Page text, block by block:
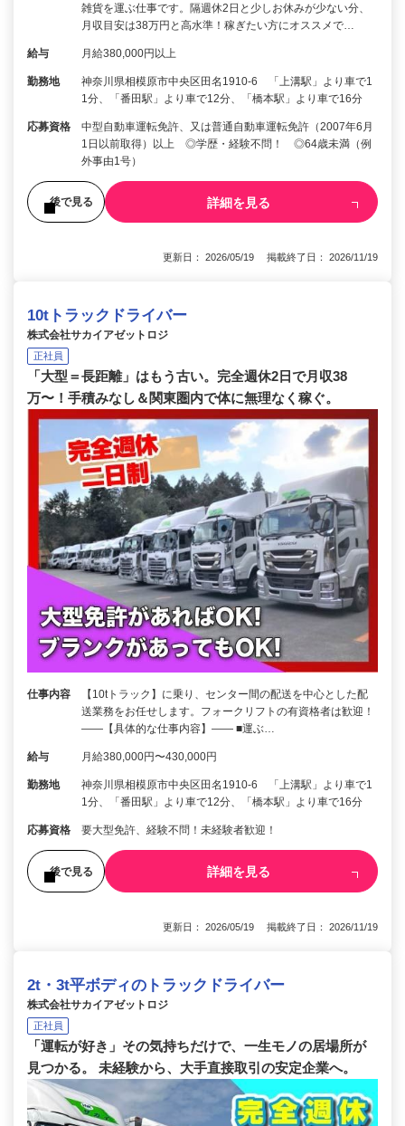
雑貨を運ぶ仕事です。隔週休2日と少しお休みが少ない分、
月収目安は38万円と高水準！稼ぎたい方にオススメで…
給与 月給380,000円以上
勤務地
神奈川県相模原市中央区田名1910-6 「上溝駅」より車で1
1分、「番田駅」より車で12分、「橋本駅」より車で16分
応募資格
中型自動車運転免許、又は普通自動車運転免許（2007年6月
1日以前取得）以上 ◎学歴・経験不問！ ◎64歳未満（例
外事由1号）
後で見る 詳細を見る
更新日： 2026/05/19 掲載終了日： 2026/11/19
10tトラックドライバー
株式会社サカイアゼットロジ
正社員
「大型＝長距離」はもう古い。完全週休2日で月収38
万〜！手積みなし＆関東圏内で体に無理なく稼ぐ。
仕事内容
【10tトラック】に乗り、センター間の配送を中心とした配
送業務をお任せします。フォークリフトの有資格者は歓迎！
――【具体的な仕事内容】―― ■運ぶ…
給与 月給380,000円〜430,000円
勤務地
神奈川県相模原市中央区田名1910-6 「上溝駅」より車で1
1分、「番田駅」より車で12分、「橋本駅」より車で16分
応募資格 要大型免許、経験不問！未経験者歓迎！
後で見る 詳細を見る
更新日： 2026/05/19 掲載終了日： 2026/11/19
2t・3t平ボディのトラックドライバー
株式会社サカイアゼットロジ
正社員
「運転が好き」その気持ちだけで、一生モノの居場所が
見つかる。 未経験から、大手直接取引の安定企業へ。